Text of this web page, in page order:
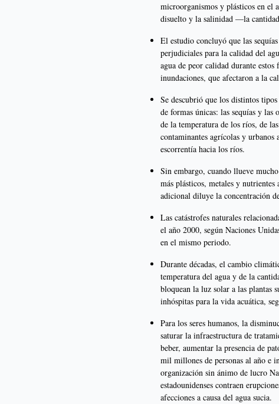
microorganismos y plásticos en el
disuelto y la salinidad —la
El estudio concluyó que las
perjudiciales para la calidad del
agua de peor calidad durante
inundaciones, que afectaron a la
Se descubrió que los distintos
de formas únicas: las sequías y
de la temperatura de los ríos, de
contaminantes agrícolas y
escorrentía hacia los ríos.
Sin embargo, cuando llueve
más plásticos, metales y
adicional diluye la concentración
Las catástrofes naturales
el año 2000, según Naciones
en el mismo periodo.
Durante décadas, el cambio
temperatura del agua y de la
bloquean la luz solar a las plantas
inhóspitas para la vida acuática,
Para los seres humanos, la
saturar la infraestructura de
beber, aumentar la presencia de
mil millones de personas al año e
organización sin ánimo de lucro
estadounidenses contraen
afecciones a causa del agua sucia.